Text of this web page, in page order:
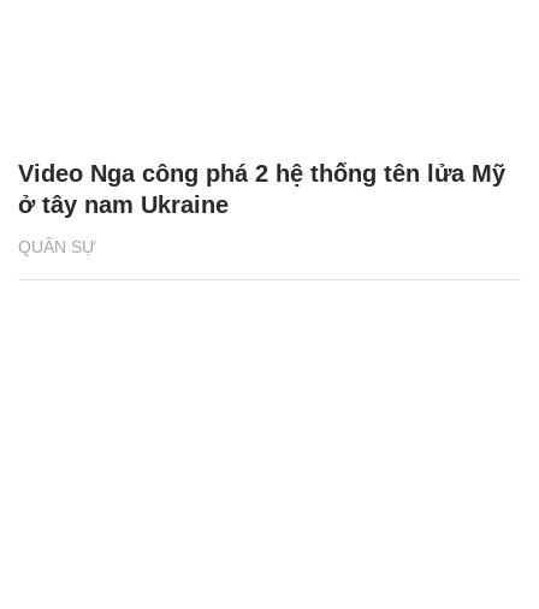
QUÂN SỰ
Video Nga công phá 2 hệ thống tên lửa Mỹ
ở tây nam Ukraine